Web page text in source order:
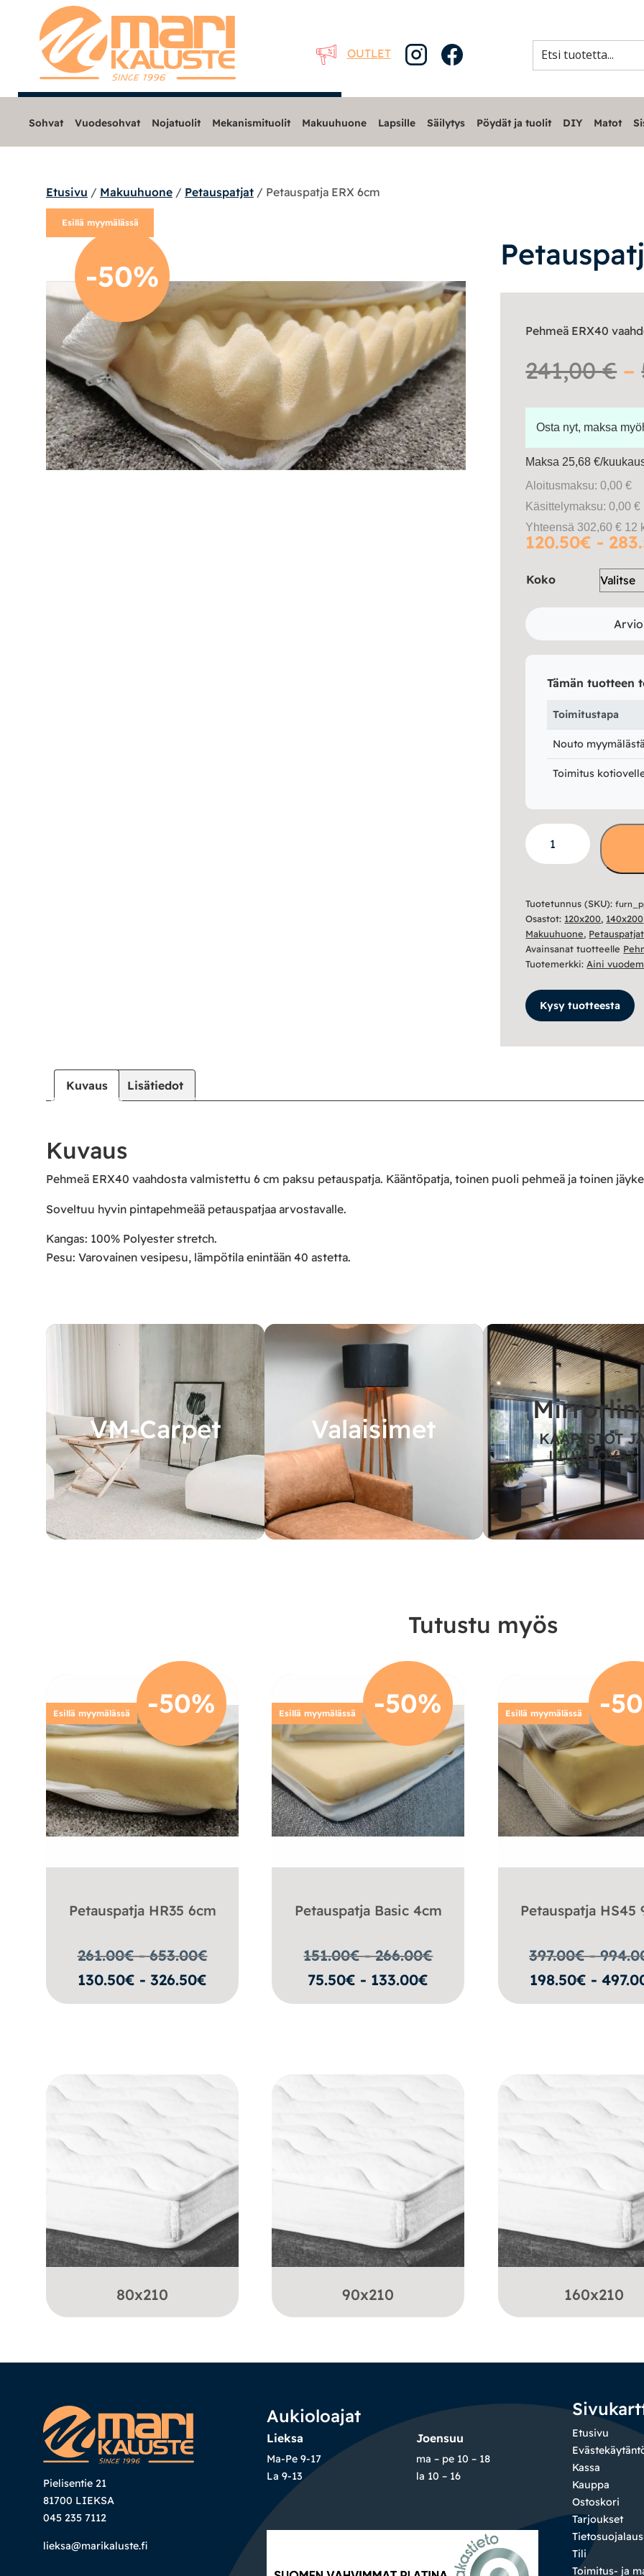
OUTLET
Sohvat
Nojatuolit
Mekanismituolit
Makuuhuone
Jenkkisängyt
Runkosängyt
Säätösängyt
Patjat
Petauspatjat
Sohvat Vuodesohvat Nojatuolit Mekanismituolit Makuuhuone Lapsille Säilytys Pöydät ja tuolit DIY Matot
Etusivu / Makuuhuone / Petauspatjat / Petauspatja ERX 6cm
Esillä myymälässä
-50%
Pehmeä ERX40
241,00€ –
Osta nyt, maksa
Maksa 25,68 €/
Aloitusmaksu: 0,00 €
Käsittelymaksu: 0,00 €
Yhteensä 302,60 € 12
120.50€ -
Koko
Tämän tuotteen
Toimitustapa
Nouto
Toimitus
Petauspatja
ERX
Tuotetunnus (SKU):
Osastot: 120x200, 140x200
Makuuhuone, Petauspatjat
Avainsanat tuotteelle
Tuotemerkki:Aini
Kysy tuotteesta
Kuvaus Lisätiedot
Kuvaus
Pehmeä ERX40 vaahdosta valmistettu 6 cm paksu petauspatja. Kääntöpatja, toinen puoli pehmeä ja toinen
Soveltuu hyvin pintapehmeää petauspatjaa arvostavalle.
Kangas: 100% Polyester stretch.
Pesu: Varovainen vesipesu, lämpötila enintään 40 astetta.
VM-Carpet Valaisimet
KAAPISTOT
LIUKUOVET
Tutustu myös
-50%
Esillä myymälässä
Petauspatja HR35 6cm
261.00€ - 653.00€
130.50€ - 326.50€
-50%
Esillä myymälässä
Petauspatja Basic 4cm
151.00€ - 266.00€
75.50€ - 133.00€
-
Esillä myymälässä
Petauspatja HS45
397.00€ -
198.50€ -
80x210 90x210 160x210
Pielisentie 21
81700 LIEKSA
045 235 7112
lieksa@marikaluste.fi
Aukioloajat
Lieksa
Ma-Pe 9-17
La 9-13
Joensuu
ma – pe 10 – 18
la 10 – 16
Etusivu
Kassa
Kauppa
Ostoskori
Tarjoukset
Tili
Toimitus- ja